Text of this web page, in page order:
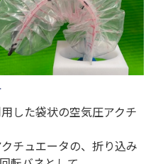
した袋状の空気圧アクチ
チュエータの、折り込み